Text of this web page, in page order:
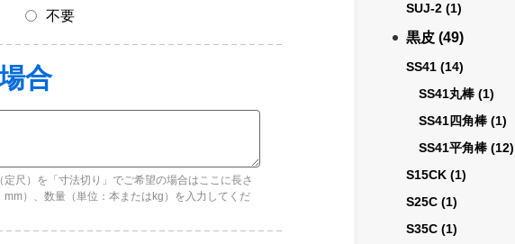
不要
定尺）を「寸法切り」でご希望の場合はここに長さ
mm）、数量（単位：本またはkg）を入力してくだ
SUJ-2 (1)
黒皮 (49)
SS41 (14)
SS41丸棒 (1)
SS41四角棒 (1)
SS41平角棒 (12)
S15CK (1)
S25C (1)
S35C (1)